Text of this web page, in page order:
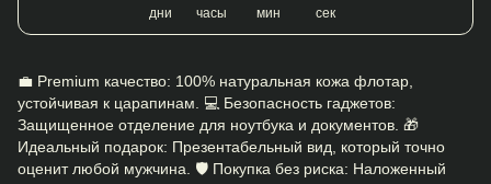
дни часы мин сек
💼 Premium качество: 100% натуральная кожа флотар,
устойчивая к царапинам. 💻 Безопасность гаджетов:
Защищенное отделение для ноутбука и документов. 🎁
Идеальный подарок: Презентабельный вид, который точно
оценит любой мужчина. 🛡️ Покупка без риска: Наложенный